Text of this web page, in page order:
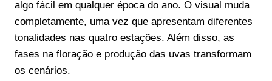
algo fácil em qualquer época do ano. O visual muda
completamente, uma vez que apresentam diferentes
tonalidades nas quatro estações. Além disso, as
fases na floração e produção das uvas transformam
os cenários.